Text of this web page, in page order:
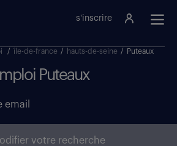
s'inscrire
/ île-de-france / hauts-de-seine / Puteaux
Puteaux
email
votre recherche